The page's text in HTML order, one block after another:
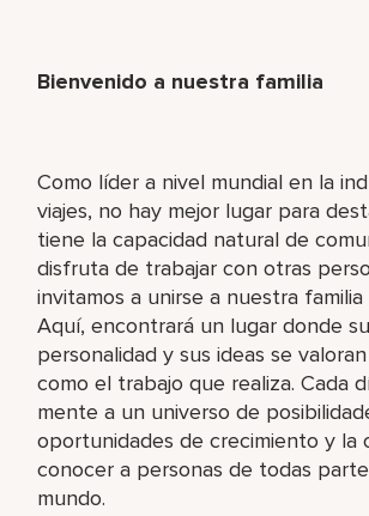
Bienvenido a nuestra familia
Como líder a nivel mundial en la
viajes, no hay mejor lugar para
tiene la capacidad natural de
disfruta de trabajar con otras
invitamos a unirse a nuestra familia
Aquí, encontrará un lugar donde su
personalidad y sus ideas se
como el trabajo que realiza. Cada
mente a un universo de
oportunidades de crecimiento y la
conocer a personas de todas
mundo.